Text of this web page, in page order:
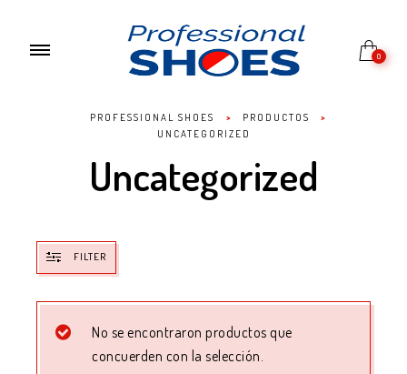
0
PROFESSIONAL SHOES > PRODUCTOS
>
UNCATEGORIZED
Uncategorized
FILTER
No se encontraron productos que
concuerden con la selección.